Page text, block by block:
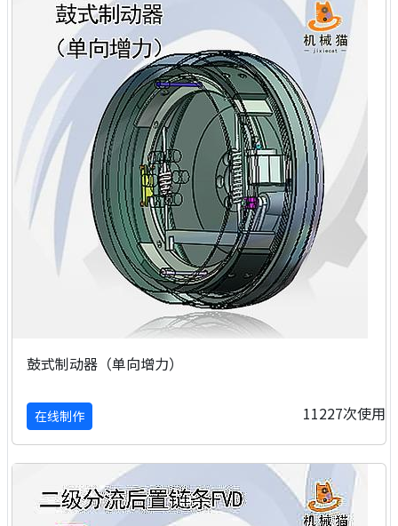
鼓式制动器（单向增力）
在线制作 11227次使用